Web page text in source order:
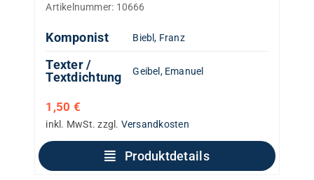
Artikelnummer: 10666
Komponist Biebl, Franz
Texter /
Textdichtung
Geibel, Emanuel
1,50 €
inkl. MwSt. zzgl. Versandkosten
Produktdetails